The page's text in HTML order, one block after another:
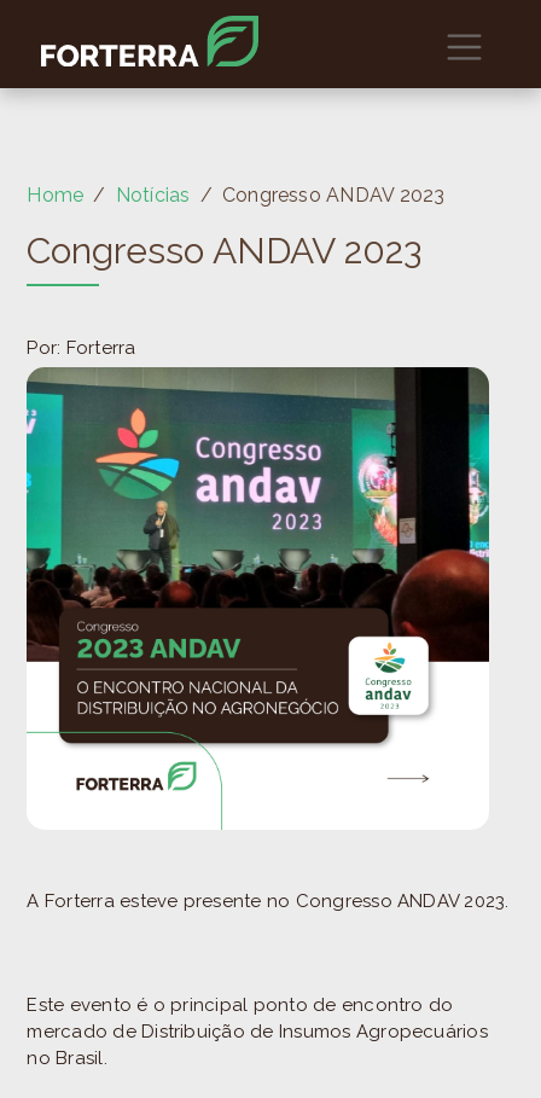
Home Notícias Congresso ANDAV 2023
Congresso ANDAV 2023
Por: Forterra
A Forterra esteve presente no Congresso ANDAV 2023.
Este evento é o principal ponto de encontro do
mercado de Distribuição de Insumos Agropecuários
no Brasil.